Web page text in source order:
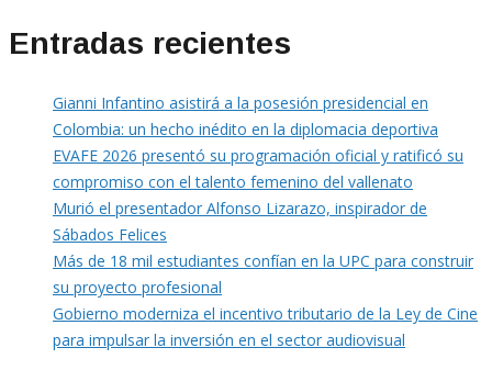
Entradas recientes
Gianni Infantino asistirá a la posesión presidencial en
Colombia: un hecho inédito en la diplomacia deportiva
EVAFE 2026 presentó su programación oficial y ratificó su
compromiso con el talento femenino del vallenato
Murió el presentador Alfonso Lizarazo, inspirador de
Sábados Felices
Más de 18 mil estudiantes confían en la UPC para construir
su proyecto profesional
Gobierno moderniza el incentivo tributario de la Ley de Cine
para impulsar la inversión en el sector audiovisual